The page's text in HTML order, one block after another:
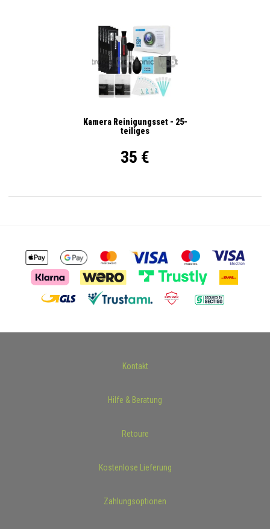
Kamera Reinigungsset - 25-
teiliges
35 €
Kontakt
Hilfe & Beratung
Retoure
Kostenlose Lieferung
Zahlungsoptionen